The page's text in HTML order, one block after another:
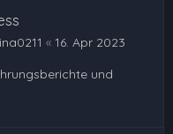
« 16. Apr 2023
und